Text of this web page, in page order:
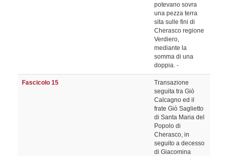
potevano sovra
una pezza terra
sita sulle fini di
Cherasco regione
Verdiero,
mediante la
somma di una
doppia. -
Fascicolo 15
Transazione
seguita tra Giò
Calcagno ed il
frate Giò Saglietto
di Santa Maria del
Popolo di
Cherasco, in
seguito a decesso
di Giacomina